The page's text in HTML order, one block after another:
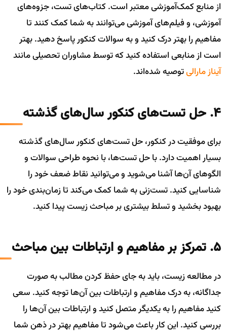
از منابع کمک‌آموزشی معتبر است. کتاب‌های تست، جزوه‌های
آموزشی، و فیلم‌های آموزشی می‌توانند به شما کمک کنند تا
مفاهیم را بهتر درک کنید و به سوالات کنکور پاسخ دهید. بهتر
است از منابعی استفاده کنید که توسط مشاوران تحصیلی مانند
آیناز مارالیتوصیه شده‌اند.
4. حل تست‌های کنکور سال‌های گذشته
برای موفقیت در کنکور، حل تست‌های کنکور سال‌های گذشته
بسیار اهمیت دارد. با حل تست‌ها، با نحوه طراحی سوالات و
الگوهای آن‌ها آشنا می‌شوید و می‌توانید نقاط ضعف خود را
شناسایی کنید. تست‌زنی به شما کمک می‌کند تا زمان‌بندی خود را
بهبود بخشید و تسلط بیشتری بر مباحث زیست پیدا کنید.
5. تمرکز بر مفاهیم و ارتباطات بین مباحث
در مطالعه زیست، باید به جای حفظ کردن مطالب به صورت
جداگانه، به درک مفاهیم و ارتباطات بین آن‌ها توجه کنید. سعی
کنید مفاهیم را به یکدیگر متصل کنید و ارتباطات بین آن‌ها را
بررسی کنید. این کار باعث می‌شود تا مفاهیم بهتر در ذهن شما